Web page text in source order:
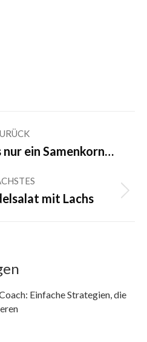
Vorheriger
nur ein Samenkorn…
Nächstermit Lachs
Einfache Strategien, die